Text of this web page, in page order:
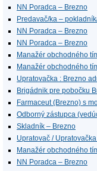
NN Poradca – Brezno
Predavač/ka –
NN Poradca – Brezno
NN Poradca – Brezno
Manažér obchodného
Manažér obchodného
Upratovačka : Brezno
Brigádnik pre pobočku
Farmaceut (Brezno) s
Odborný zástupca
Skladník – Brezno
Upratovač /
Manažér obchodného
NN Poradca – Brezno